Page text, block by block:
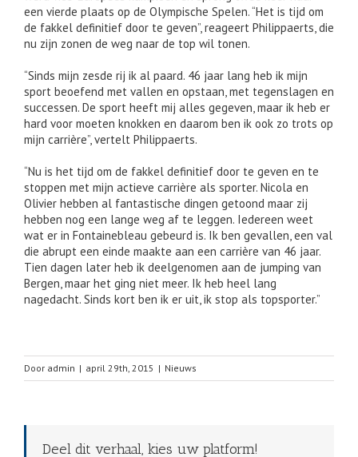
een vierde plaats op de Olympische Spelen. “Het is tijd om
de fakkel definitief door te geven”, reageert Philippaerts, die
nu zijn zonen de weg naar de top wil tonen.
“Sinds mijn zesde rij ik al paard. 46 jaar lang heb ik mijn
sport beoefend met vallen en opstaan, met tegenslagen en
successen. De sport heeft mij alles gegeven, maar ik heb er
hard voor moeten knokken en daarom ben ik ook zo trots op
mijn carrière”, vertelt Philippaerts.
“Nu is het tijd om de fakkel definitief door te geven en te
stoppen met mijn actieve carrière als sporter. Nicola en
Olivier hebben al fantastische dingen getoond maar zij
hebben nog een lange weg af te leggen. Iedereen weet
wat er in Fontainebleau gebeurd is. Ik ben gevallen, een val
die abrupt een einde maakte aan een carrière van 46 jaar.
Tien dagen later heb ik deelgenomen aan de jumping van
Bergen, maar het ging niet meer. Ik heb heel lang
nagedacht. Sinds kort ben ik er uit, ik stop als topsporter.”
Door admin | april 29th, 2015 | Nieuws
Deel dit verhaal, kies uw platform!